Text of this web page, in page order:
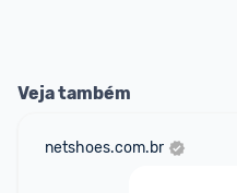
Veja também
netshoes.com.br